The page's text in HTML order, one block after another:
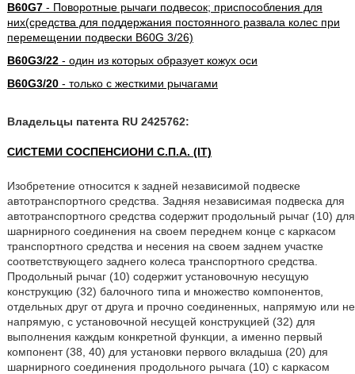
B60G7- Поворотные рычаги подвесок; приспособления для
них(средства для поддержания постоянного развала колес при
перемещении подвески B60G 3/26)
B60G3/22- один из которых образует кожух оси
B60G3/20- только с жесткими рычагами
Владельцы патента RU 2425762:
СИСТЕМИ СОСПЕНСИОНИ С.П.А. (IT)
Изобретение относится к задней независимой подвеске
автотранспортного средства. Задняя независимая подвеска для
автотранспортного средства содержит продольный рычаг (10) для
шарнирного соединения на своем переднем конце с каркасом
транспортного средства и несения на своем заднем участке
соответствующего заднего колеса транспортного средства.
Продольный рычаг (10) содержит установочную несущую
конструкцию (32) балочного типа и множество компонентов,
отдельных друг от друга и прочно соединенных, напрямую или не
напрямую, с установочной несущей конструкцией (32) для
выполнения каждым конкретной функции, а именно первый
компонент (38, 40) для установки первого вкладыша (20) для
шарнирного соединения продольного рычага (10) с каркасом